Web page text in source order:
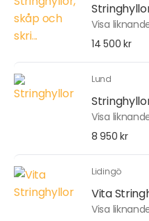
Visa
14 500 kr
Lund
Visa
8 950 kr
Lidingö
Vita
Visa